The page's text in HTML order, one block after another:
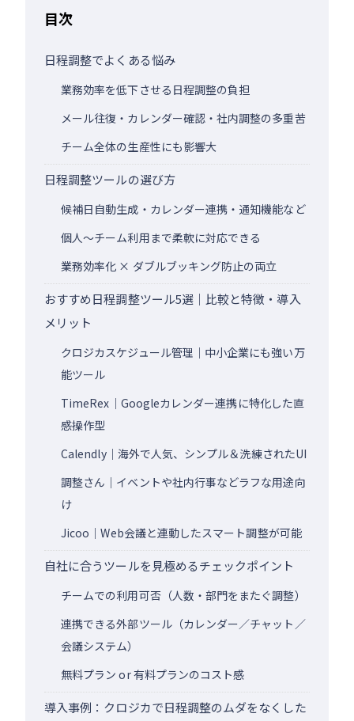
目次
日程調整でよくある悩み
業務効率を低下させる日程調整の負担
メール往復・カレンダー確認・社内調整の多重苦
チーム全体の生産性にも影響大
日程調整ツールの選び方
候補日自動生成・カレンダー連携・通知機能など
個人〜チーム利用まで柔軟に対応できる
業務効率化 × ダブルブッキング防止の両立
おすすめ日程調整ツール5選｜比較と特徴・導入
メリット
クロジカスケジュール管理｜中小企業にも強い万
能ツール
TimeRex｜Googleカレンダー連携に特化した直
感操作型
Calendly｜海外で人気、シンプル＆洗練されたUI
調整さん｜イベントや社内行事などラフな用途向
け
Jicoo｜Web会議と連動したスマート調整が可能
自社に合うツールを見極めるチェックポイント
チームでの利用可否（人数・部門をまたぐ調整）
連携できる外部ツール（カレンダー／チャット／
会議システム）
無料プラン or 有料プランのコスト感
導入事例：クロジカで日程調整のムダをなくした